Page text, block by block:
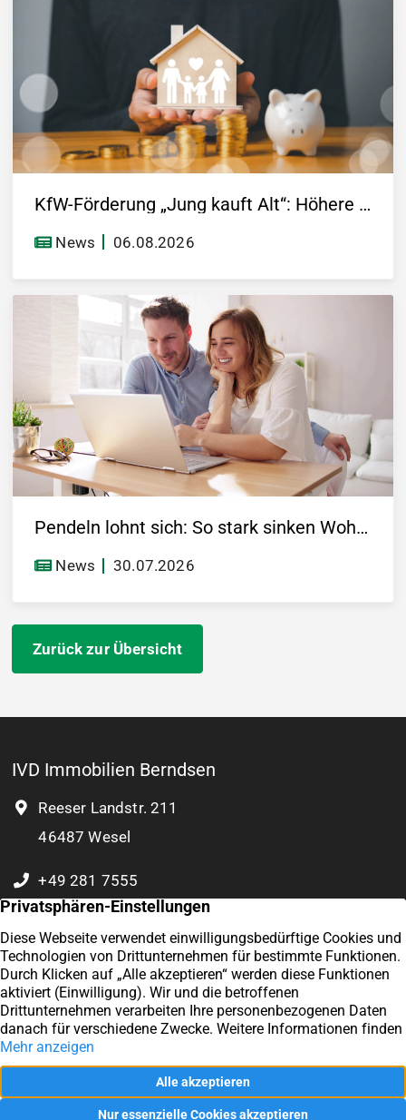
KfW-Förderung „Jung kauft Alt“: Höhere Kredite ab August 2026
News 06.08.2026
Pendeln lohnt sich: So stark sinken Wohnungspreise im Umland
News 30.07.2026
Zurück zur Übersicht
IVD Immobilien Berndsen
Reeser Landstr. 211
46487 Wesel
+49 281 7555
0 177 8932 804
Kontakt
Impressum
Datenschutz
Vertrag widerrufen
4,9/5
Exzellent
57
Kundenstimmen